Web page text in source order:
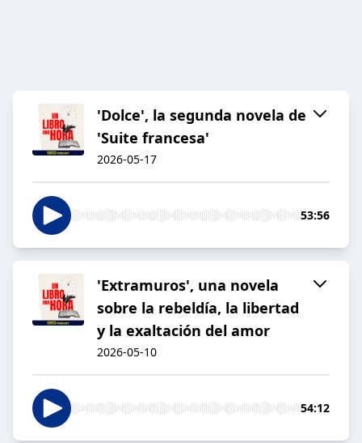
'Dolce', la segunda novela de
'Suite francesa'
2026-05-17
53:56
'Extramuros', una novela
sobre la rebeldía, la libertad
y la exaltación del amor
2026-05-10
54:12